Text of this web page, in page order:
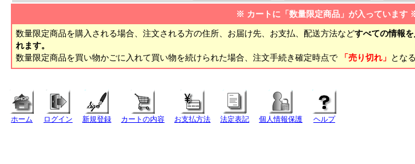
※ カートに「数量限定商品」が入っています
数量限定商品を購入される場合、注文される方の住所、お届け先、お支払、配送方法などすべての情報
れます。
数量限定商品を買い物かごに入れて買い物を続けられた場合、注文手続き確定時点で
「売り切れ」 とな
ホーム ログイン 新規登録 カートの内容 お支払方法 法定表記 個人情報保護 ヘルプ